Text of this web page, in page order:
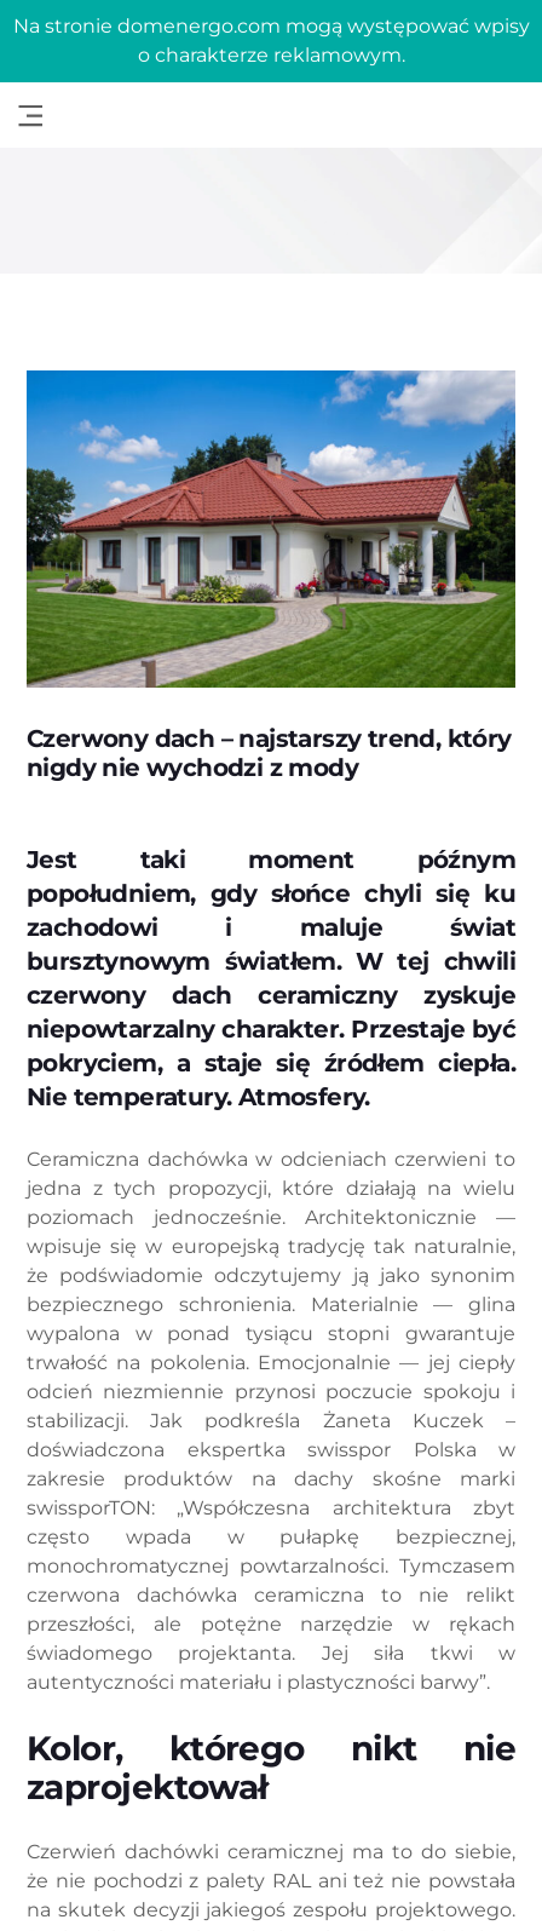
Na stronie domenergo.com mogą występować wpisy
o charakterze reklamowym.
Czerwony dach – najstarszy trend, który
nigdy nie wychodzi z mody
Jest taki moment późnym
popołudniem, gdy słońce chyli się ku
zachodowi i maluje świat
bursztynowym światłem. W tej chwili
czerwony dach ceramiczny zyskuje
niepowtarzalny charakter. Przestaje być
pokryciem, a staje się źródłem ciepła.
Nie temperatury. Atmosfery.
Ceramiczna dachówka w odcieniach czerwieni to
jedna z tych propozycji, które działają na wielu
poziomach jednocześnie. Architektonicznie —
wpisuje się w europejską tradycję tak naturalnie,
że podświadomie odczytujemy ją jako synonim
bezpiecznego schronienia. Materialnie — glina
wypalona w ponad tysiącu stopni gwarantuje
trwałość na pokolenia. Emocjonalnie — jej ciepły
odcień niezmiennie przynosi poczucie spokoju i
stabilizacji. Jak podkreśla Żaneta Kuczek –
doświadczona ekspertka swisspor Polska w
zakresie produktów na dachy skośne marki
swissporTON: „Współczesna architektura zbyt
często wpada w pułapkę bezpiecznej,
monochromatycznej powtarzalności. Tymczasem
czerwona dachówka ceramiczna to nie relikt
przeszłości, ale potężne narzędzie w rękach
świadomego projektanta. Jej siła tkwi w
autentyczności materiału i plastyczności barwy”.
Kolor, którego nikt nie
zaprojektował
Czerwień dachówki ceramicznej ma to do siebie,
że nie pochodzi z palety RAL ani też nie powstała
na skutek decyzji jakiegoś zespołu projektowego.